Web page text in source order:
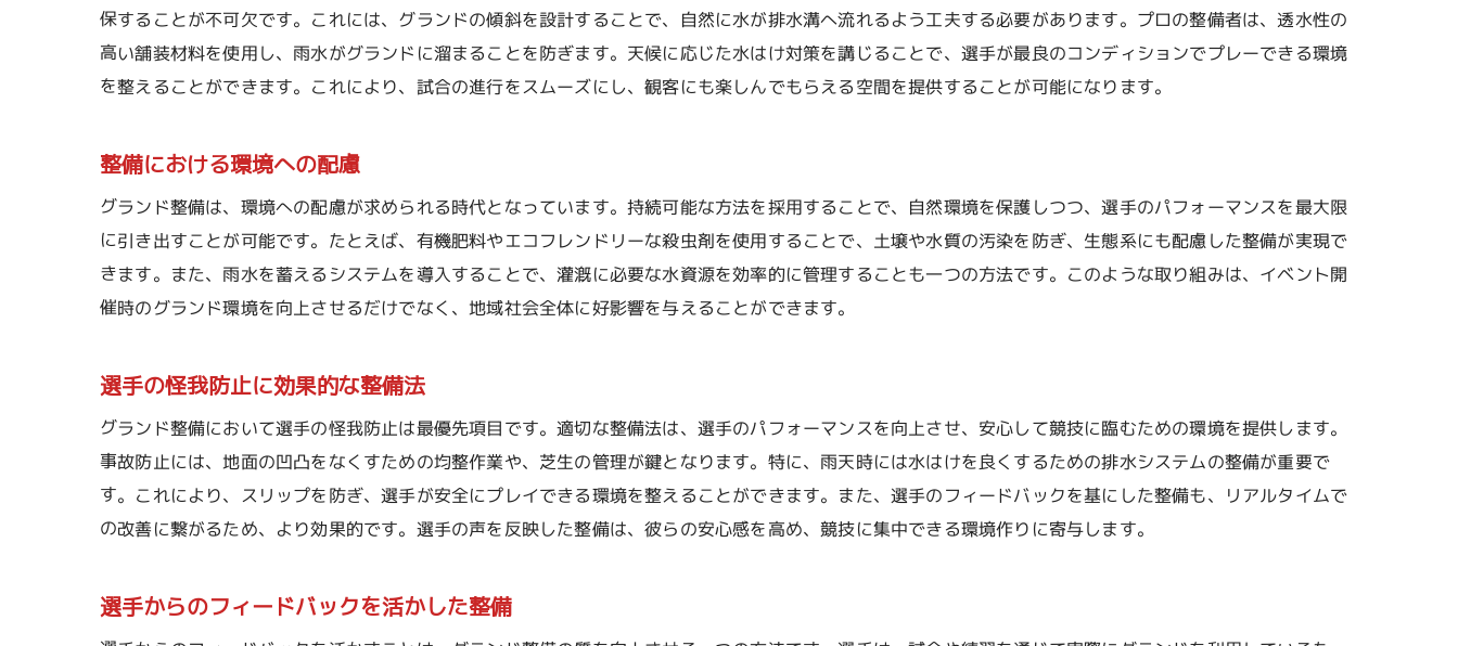
保することが不可欠です。これには、グランドの傾斜を設計することで、自然に水が排水溝へ流れるよう工夫する必要があります。プロの整備者は、透水性の
高い舗装材料を使用し、雨水がグランドに溜まることを防ぎます。天候に応じた水はけ対策を講じることで、選手が最良のコンディションでプレーできる環境
を整えることができます。これにより、試合の進行をスムーズにし、観客にも楽しんでもらえる空間を提供することが可能になります。
整備における環境への配慮
グランド整備は、環境への配慮が求められる時代となっています。持続可能な方法を採用することで、自然環境を保護しつつ、選手のパフォーマンスを最大限
に引き出すことが可能です。たとえば、有機肥料やエコフレンドリーな殺虫剤を使用することで、土壌や水質の汚染を防ぎ、生態系にも配慮した整備が実現で
きます。また、雨水を蓄えるシステムを導入することで、灌漑に必要な水資源を効率的に管理することも一つの方法です。このような取り組みは、イベント開
催時のグランド環境を向上させるだけでなく、地域社会全体に好影響を与えることができます。
選手の怪我防止に効果的な整備法
グランド整備において選手の怪我防止は最優先項目です。適切な整備法は、選手のパフォーマンスを向上させ、安心して競技に臨むための環境を提供します。
事故防止には、地面の凹凸をなくすための均整作業や、芝生の管理が鍵となります。特に、雨天時には水はけを良くするための排水システムの整備が重要で
す。これにより、スリップを防ぎ、選手が安全にプレイできる環境を整えることができます。また、選手のフィードバックを基にした整備も、リアルタイムで
の改善に繋がるため、より効果的です。選手の声を反映した整備は、彼らの安心感を高め、競技に集中できる環境作りに寄与します。
選手からのフィードバックを活かした整備